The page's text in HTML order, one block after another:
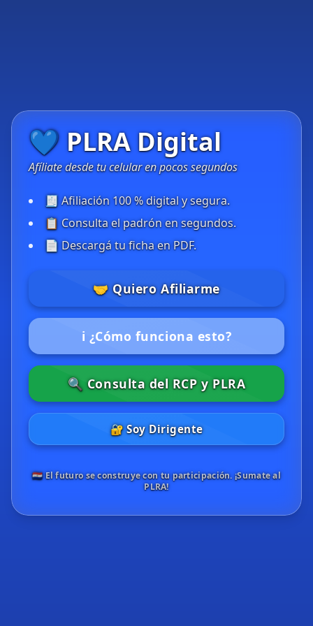
💙 PLRA Digital
Afíliate desde tu celular en pocos segundos
🧾 Afiliación 100 % digital y segura.
📋 Consulta el padrón en segundos.
📄 Descargá tu ficha en PDF.
🤝 Quiero Afiliarme
ℹ️ ¿Cómo funciona esto?
🔍 Consulta del RCP y PLRA
🔐 Soy Dirigente
🇵🇾 El futuro se construye con tu participación. ¡Sumate al
PLRA!